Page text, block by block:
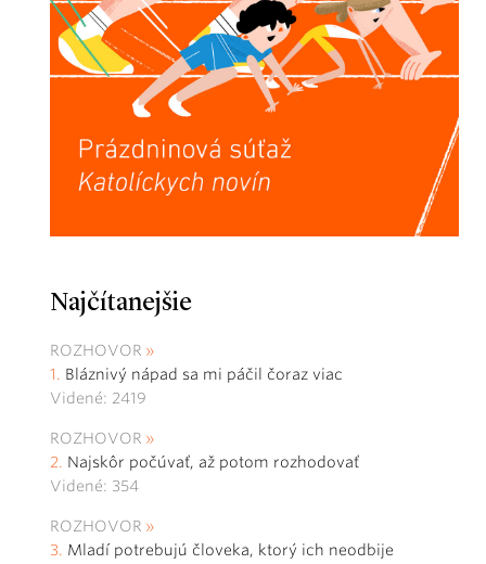
Najčítanejšie
ROZHOVOR
Bláznivý nápad sa mi páčil čoraz viac
Videné: 2419
ROZHOVOR
Najskôr počúvať, až potom rozhodovať
Videné: 354
ROZHOVOR
Mladí potrebujú človeka, ktorý ich neodbije